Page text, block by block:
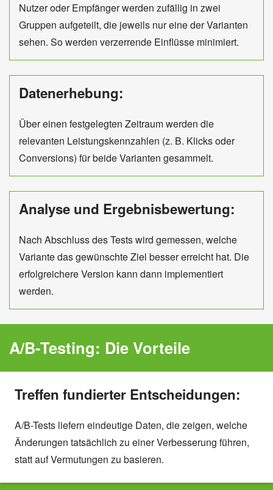
Nutzer oder Empfänger werden zufällig in zwei
Gruppen aufgeteilt, die jeweils nur eine der Varianten
sehen. So werden verzerrende Einflüsse minimiert.
Datenerhebung:
Über einen festgelegten Zeitraum werden die
relevanten Leistungskennzahlen (z. B. Klicks oder
Conversions) für beide Varianten gesammelt.
Analyse und Ergebnisbewertung:
Nach Abschluss des Tests wird gemessen, welche
Variante das gewünschte Ziel besser erreicht hat. Die
erfolgreichere Version kann dann implementiert
werden.
A/B-Testing: Die Vorteile
Treffen fundierter Entscheidungen:
A/B-Tests liefern eindeutige Daten, die zeigen, welche
Änderungen tatsächlich zu einer Verbesserung führen,
statt auf Vermutungen zu basieren.